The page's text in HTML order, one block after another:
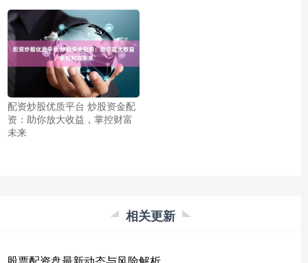
配资炒股优质平台 炒股资金配
资：助你放大收益，掌控财富
未来
相关更新